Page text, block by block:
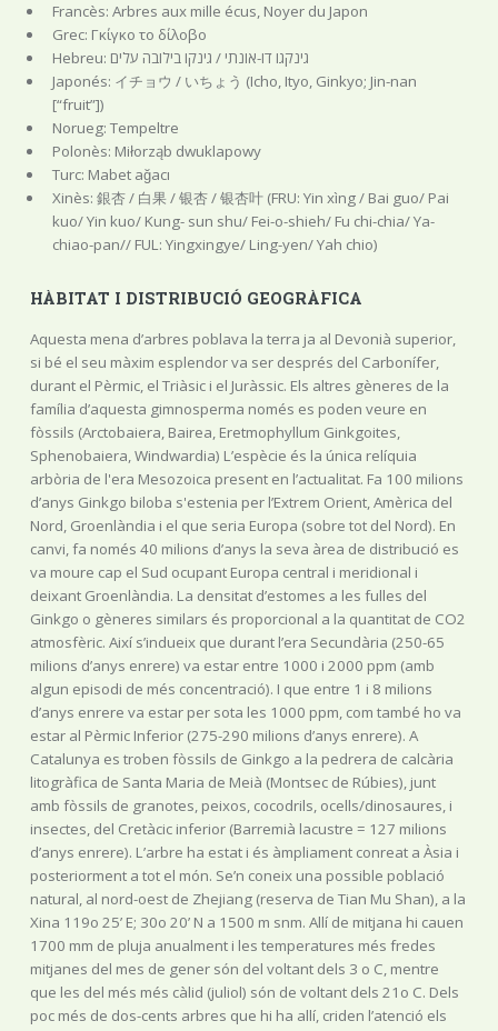
Francès: Arbres aux mille écus, Noyer du Japon
Grec: Γκίγκο το δίλοβο
Hebreu: גינקגו דו-אונתי / גינקו בילובה עלים
Japonés: イチョウ / いちょう (Icho, Ityo, Ginkyo; Jin-nan
[“fruit”])
Norueg: Tempeltre
Polonès: Miłorząb dwuklapowy
Turc: Mabet ağacı
Xinès: 銀杏 / 白果 / 银杏 / 银杏叶 (FRU: Yin xìng / Bai guo/ Pai
kuo/ Yin kuo/ Kung- sun shu/ Fei-o-shieh/ Fu chi-chia/ Ya-
chiao-pan// FUL: Yingxingye/ Ling-yen/ Yah chio)
HÀBITAT I DISTRIBUCIÓ GEOGRÀFICA
Aquesta mena d’arbres poblava la terra ja al Devonià superior,
si bé el seu màxim esplendor va ser després del Carbonífer,
durant el Pèrmic, el Triàsic i el Juràssic. Els altres gèneres de la
família d’aquesta gimnosperma només es poden veure en
fòssils (Arctobaiera, Bairea, Eretmophyllum Ginkgoites,
Sphenobaiera, Windwardia) L’espècie és la única relíquia
arbòria de l'era Mesozoica present en l’actualitat. Fa 100 milions
d’anys Ginkgo biloba s'estenia per l’Extrem Orient, Amèrica del
Nord, Groenlàndia i el que seria Europa (sobre tot del Nord). En
canvi, fa només 40 milions d’anys la seva àrea de distribució es
va moure cap el Sud ocupant Europa central i meridional i
deixant Groenlàndia. La densitat d’estomes a les fulles del
Ginkgo o gèneres similars és proporcional a la quantitat de CO2
atmosfèric. Així s’indueix que durant l’era Secundària (250-65
milions d’anys enrere) va estar entre 1000 i 2000 ppm (amb
algun episodi de més concentració). I que entre 1 i 8 milions
d’anys enrere va estar per sota les 1000 ppm, com també ho va
estar al Pèrmic Inferior (275-290 milions d’anys enrere). A
Catalunya es troben fòssils de Ginkgo a la pedrera de calcària
litogràfica de Santa Maria de Meià (Montsec de Rúbies), junt
amb fòssils de granotes, peixos, cocodrils, ocells/dinosaures, i
insectes, del Cretàcic inferior (Barremià lacustre = 127 milions
d’anys enrere). L’arbre ha estat i és àmpliament conreat a Àsia i
posteriorment a tot el món. Se’n coneix una possible població
natural, al nord-oest de Zhejiang (reserva de Tian Mu Shan), a la
Xina 119o 25’ E; 30o 20’ N a 1500 m snm. Allí de mitjana hi cauen
1700 mm de pluja anualment i les temperatures més fredes
mitjanes del mes de gener són del voltant dels 3 o C, mentre
que les del més més càlid (juliol) són de voltant dels 21o C. Dels
poc més de dos-cents arbres que hi ha allí, criden l’atenció els